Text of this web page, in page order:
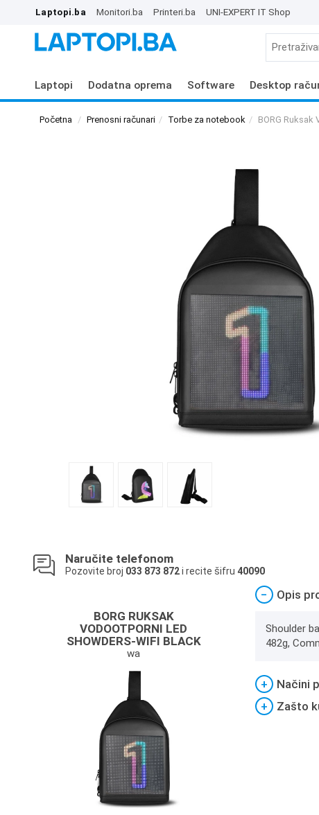
Laptopi.ba Monitori.ba Printeri.ba UNI-EXPERT IT Shop
Laptopi Dodatna oprema Software Desktop
Početna Prenosni računari Torbe za notebook BORG
Naručite telefonom
Pozovite broj 033 873 872i recite šifru 40090
BORG RUKSAK
VODOOTPORNI LED
SHOWDERS-WIFI BLACK
wa
− Opis
Shoulder
482g,
+
Načini
+
Zašto